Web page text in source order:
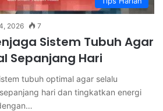
2026 7
Sistem Tubuh Agar
Sepanjang Hari
tubuh optimal agar selalu
hari dan tingkatkan energi